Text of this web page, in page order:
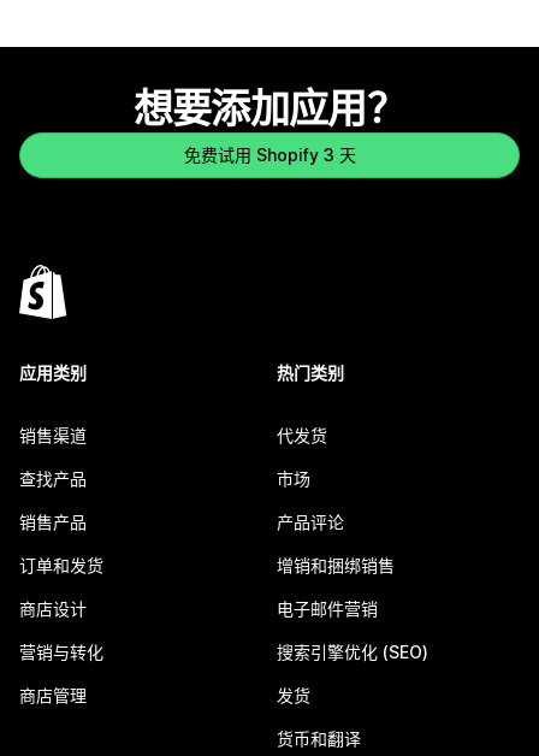
想要添加应用？
免费试用 Shopify 3 天
应用类别
销售渠道
查找产品
销售产品
订单和发货
商店设计
营销与转化
商店管理
热门类别
代发货
市场
产品评论
增销和捆绑销售
电子邮件营销
搜索引擎优化 (SEO)
发货
货币和翻译